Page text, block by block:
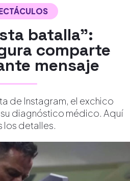
batalla":
comparte
mensaje
de Instagram, el exchico
diagnóstico médico. Aquí
los detalles.